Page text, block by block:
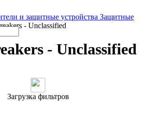
и защитные устройства Защитные
- Unclassified
- Unclassified
Загрузка фильтров